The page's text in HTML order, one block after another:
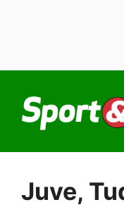
contenuto
Juve,